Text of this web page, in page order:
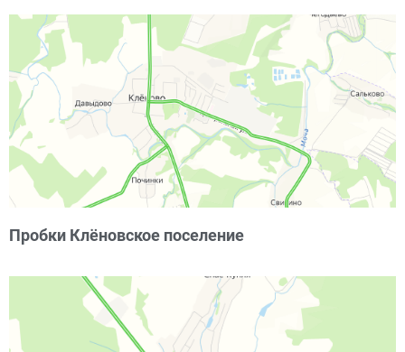
Пробки Клёновское поселение